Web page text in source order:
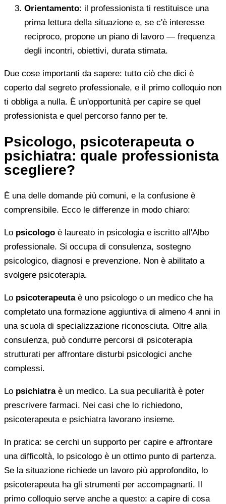
Orientamento: il professionista ti restituisce una
prima lettura della situazione e, se c'è interesse
reciproco, propone un piano di lavoro — frequenza
degli incontri, obiettivi, durata stimata.
Due cose importanti da sapere: tutto ciò che dici è
coperto dal segreto professionale, e il primo colloquio non
ti obbliga a nulla. È un'opportunità per capire se quel
professionista e quel percorso fanno per te.
Psicologo, psicoterapeuta o
psichiatra: quale professionista
scegliere?
È una delle domande più comuni, e la confusione è
comprensibile. Ecco le differenze in modo chiaro:
Lo psicologo è laureato in psicologia e iscritto all'Albo
professionale. Si occupa di consulenza, sostegno
psicologico, diagnosi e prevenzione. Non è abilitato a
svolgere psicoterapia.
Lo psicoterapeutaè uno psicologo o un medico che ha
completato una formazione aggiuntiva di almeno 4 anni in
una scuola di specializzazione riconosciuta. Oltre alla
consulenza, può condurre percorsi di psicoterapia
strutturati per affrontare disturbi psicologici anche
complessi.
Lo psichiatraè un medico. La sua peculiarità è poter
prescrivere farmaci. Nei casi che lo richiedono,
psicoterapeuta e psichiatra lavorano insieme.
In pratica: se cerchi un supporto per capire e affrontare
una difficoltà, lo psicologo è un ottimo punto di partenza.
Se la situazione richiede un lavoro più approfondito, lo
psicoterapeuta ha gli strumenti per accompagnarti. Il
primo colloquio serve anche a questo: a capire di cosa